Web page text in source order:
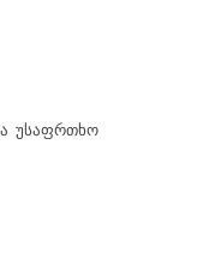
უსაფრთხო